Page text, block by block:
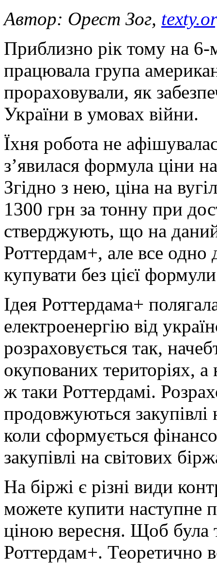
Автор: Орест Зог,
Приблизно рік тому на 6-
працювала група
прораховували, як
України в умовах війни.
Їхня робота не
з’явилася формула ціни
Згідно з нею, ціна на
1300 грн за тонну при
стверджують, що на
Роттердам+, але все
купувати без цієї
Ідея Роттердама+
електроенергію від
розраховується так,
окупованих територіях,
ж таки Роттердамі.
продовжуються
коли сформується
закупівлі на світових
На біржі є різні види
можете купити наступне
ціною вересня. Щоб була
Роттердам+. Теоретично